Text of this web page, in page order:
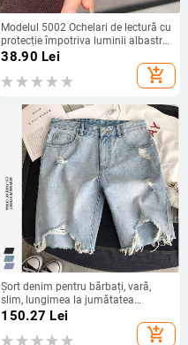
Modelul 5002 Ochelari de lectură cu
protecție împotriva luminii albastre,
ramă ovală, lentile HD pentru adulți
38.90 Lei
add_shopping_cart
Șort denim pentru bărbați, vară,
slim, lungimea la jumătatea
coapsei, stil coreean, rupturi, cinci
150.27 Lei
add_shopping_cart